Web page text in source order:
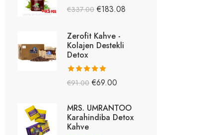
5 üzerinden
€337.00 €183.08
Zerofit Kahve -
Kolajen Destekli
Detox
5 üzerinden
€91.00 €69.00
MRS. UMRANTOO
Karahindiba Detox
Kahve